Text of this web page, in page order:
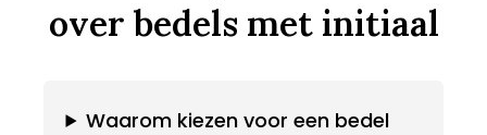
over bedels met initiaal
Waarom kiezen voor een bedel